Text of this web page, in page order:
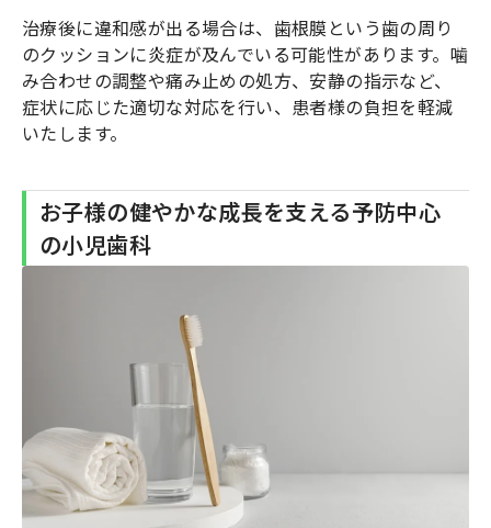
治療後に違和感が出る場合は、歯根膜という歯の周り
のクッションに炎症が及んでいる可能性があります。噛
み合わせの調整や痛み止めの処方、安静の指示など、
症状に応じた適切な対応を行い、患者様の負担を軽減
いたします。
お子様の健やかな成長を支える予防中心
の小児歯科